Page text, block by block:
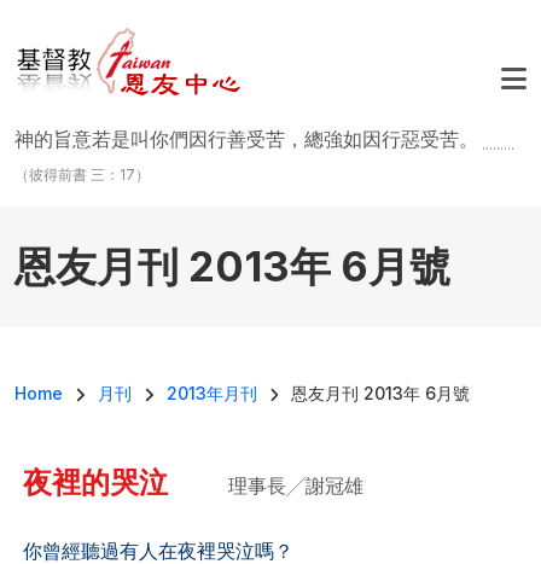
神的旨意若是叫你們因行善受苦，總強如因行惡受苦。
.........
（彼得前書 三：17）
恩友月刊 2013年 6月號
導航連結
Home 月刊 2013年月刊 恩友月刊 2013年 6月號
夜裡的哭泣 理事長╱謝冠雄
你曾經聽過有人在夜裡哭泣嗎？